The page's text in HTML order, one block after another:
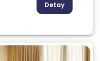
Detay